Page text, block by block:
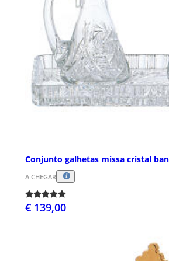
Conjunto galhetas missa cristal
A CHEGAR
€ 139,00